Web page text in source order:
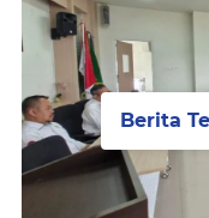
Berita